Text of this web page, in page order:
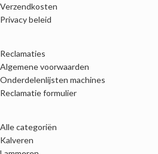
Verzendkosten
Privacy beleid
Reclamaties
Algemene voorwaarden
Onderdelenlijsten machines
Reclamatie formulier
Alle categoriën
Kalveren